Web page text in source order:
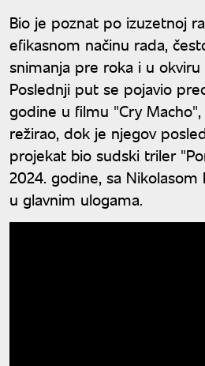
Bio je poznat po izuzetnoj
efikasnom načinu rada,
snimanja pre roka i u
Poslednji put se pojavio
godine u filmu "Cry
režirao, dok je njegov
projekat bio sudski triler
2024. godine, sa
u glavnim ulogama.